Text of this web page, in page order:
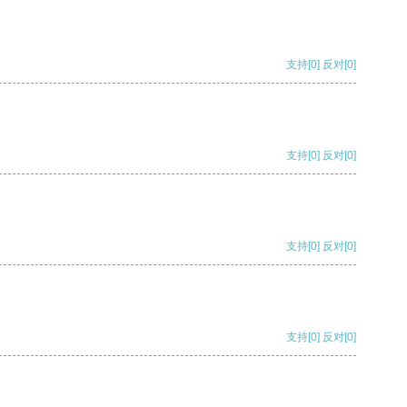
支持[0] 反对[0]
支持[0] 反对[0]
支持[0] 反对[0]
支持[0] 反对[0]